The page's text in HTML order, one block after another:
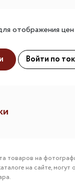
отображения цен
Войти по
товаров на
на сайте, могут